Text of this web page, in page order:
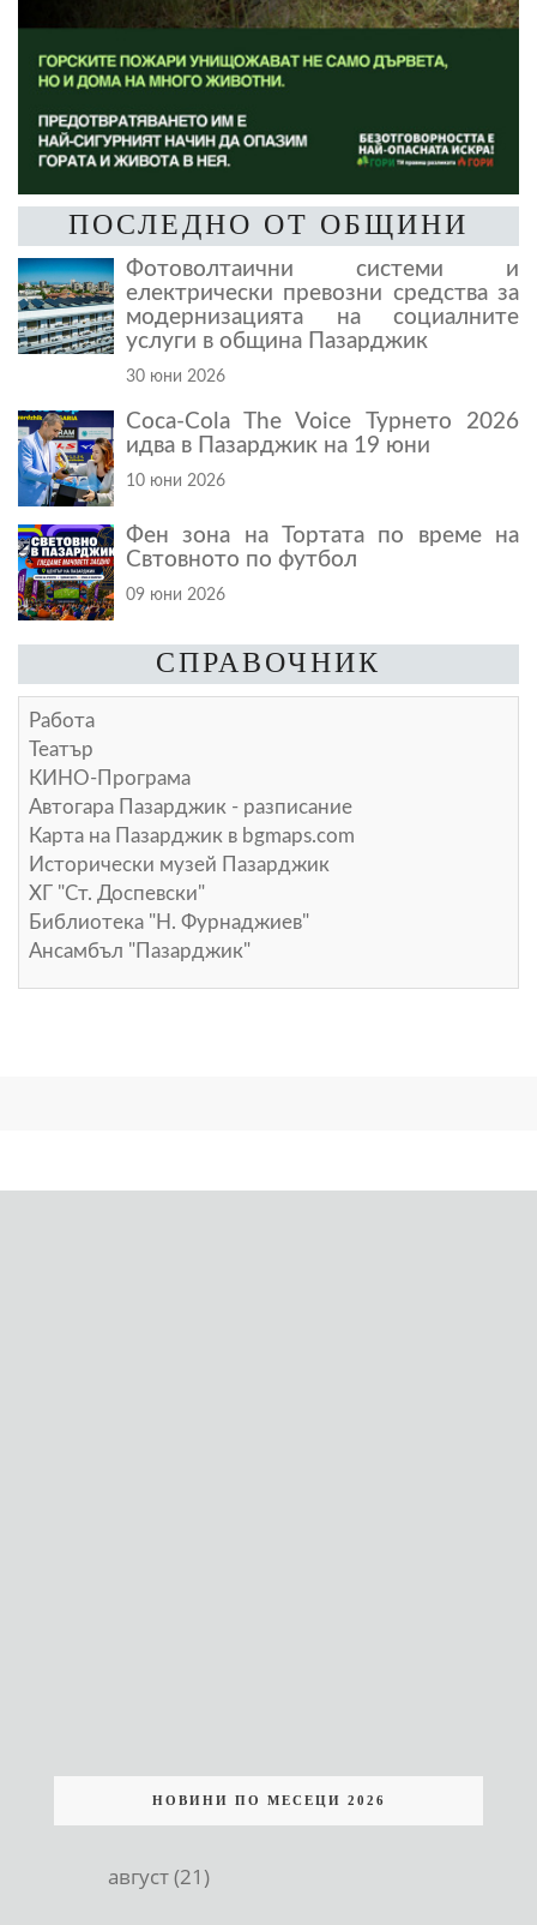
ПОСЛЕДНО ОТ ОБЩИНИ
Фотоволтаични системи и
електрически превозни средства за
модернизацията на социалните
услуги в община Пазарджик
30 юни 2026
Coca-Cola The Voice Турнето 2026
идва в Пазарджик на 19 юни
10 юни 2026
Фен зона на Тортата по време на
Свтовното по футбол
09 юни 2026
СПРАВОЧНИК
Работа
Театър
КИНО-Програма
Автогара Пазарджик - разписание
Карта на Пазарджик в bgmaps.com
Исторически музей Пазарджик
ХГ "Ст. Доспевски"
Библиотека "Н. Фурнаджиев"
Ансамбъл "Пазарджик"
НОВИНИ ПО МЕСЕЦИ 2026
август (21)